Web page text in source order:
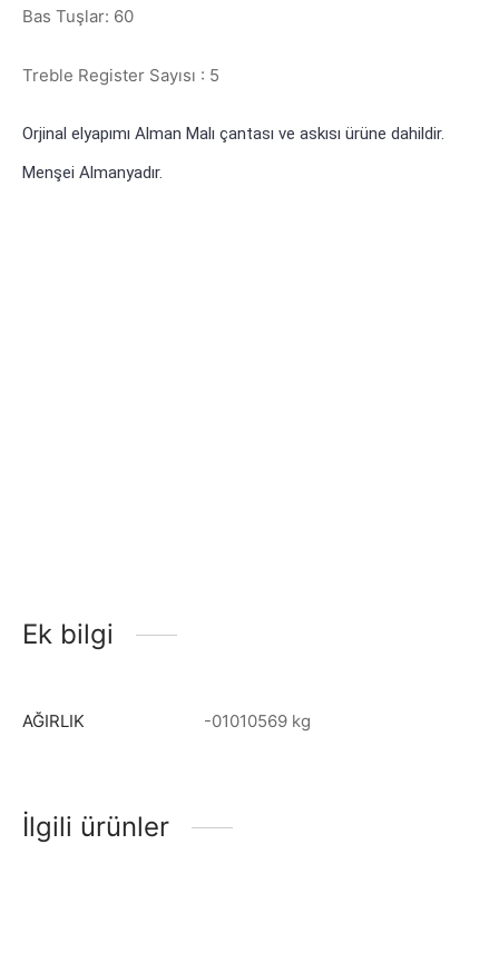
Bas Tuşlar: 60
Treble Register Sayısı : 5
Orjinal elyapımı Alman Malı çantası ve askısı ürüne dahildir.
Menşei Almanyadır.
Ek bilgi
AĞIRLIK -01010569 kg
İlgili ürünler